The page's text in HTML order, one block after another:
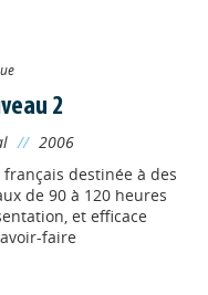
2
// 2006
destinée à des
de 90 à 120 heures
et efficace
faire